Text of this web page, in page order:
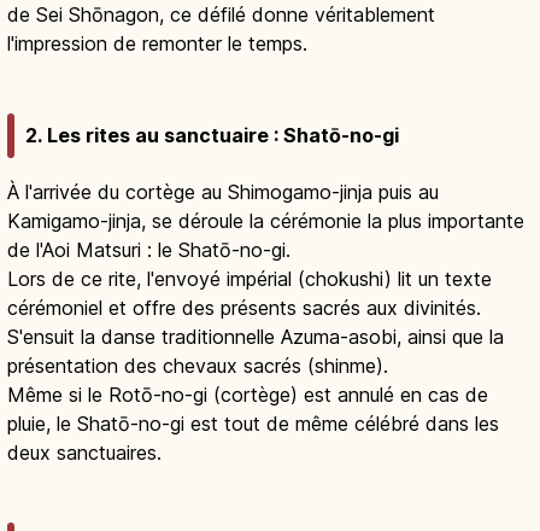
de Sei Shōnagon, ce défilé donne véritablement
l'impression de remonter le temps.
2. Les rites au sanctuaire : Shatō-no-gi
À l'arrivée du cortège au Shimogamo-jinja puis au
Kamigamo-jinja, se déroule la cérémonie la plus importante
de l'Aoi Matsuri : le Shatō-no-gi.
Lors de ce rite, l'envoyé impérial (chokushi) lit un texte
cérémoniel et offre des présents sacrés aux divinités.
S'ensuit la danse traditionnelle Azuma-asobi, ainsi que la
présentation des chevaux sacrés (shinme).
Même si le Rotō-no-gi (cortège) est annulé en cas de
pluie, le Shatō-no-gi est tout de même célébré dans les
deux sanctuaires.